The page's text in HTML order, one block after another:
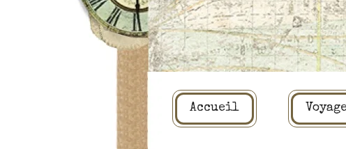
Accueil